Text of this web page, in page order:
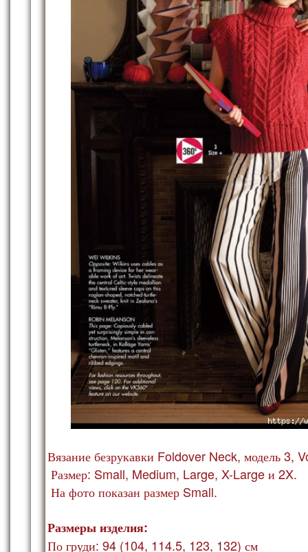
Вязание безрукавки Foldover Neck, модель 3,
Размер: Small, Medium, Large, X-Large и 2X.
На фото показан размер Small.
Размеры изделия:
По груди: 94 (104, 114.5, 123, 132) см